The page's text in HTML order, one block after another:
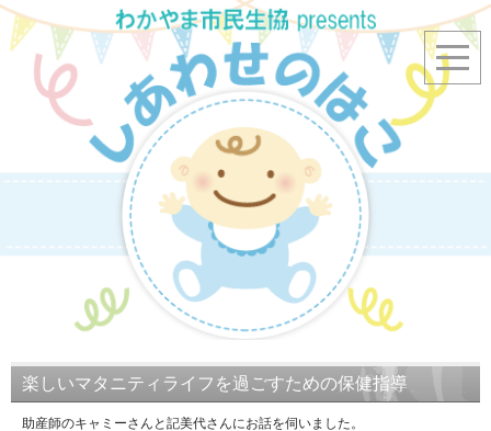
楽しいマタニティライフを過ごすための保健指導
助産師のキャミーさんと記美代さんにお話を伺いました。